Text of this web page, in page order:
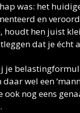
was: het
en
houdt hen juist
dat je écht
je
daar wel een
ook nog eens
.